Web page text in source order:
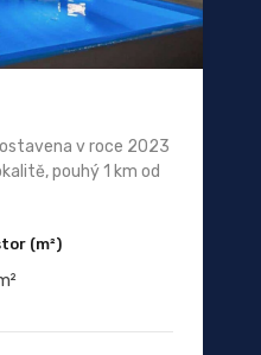
v roce 2023
pouhý 1 km od
(m²)